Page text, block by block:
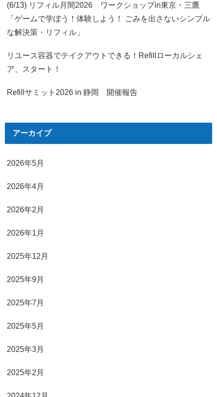
(6/13) リフィル月間2026 ワークショップin東京・三鷹
「ゲームで学ぼう！体験しよう！ ごみを出さないシンプル
な解決策・リフィル」
リユース容器でテイクアウトできる！Refillローカルシェ
ア、スタート！
Refillサミット2026 in 静岡 開催報告
アーカイブ
2026年5月
2026年4月
2026年2月
2026年1月
2025年12月
2025年9月
2025年7月
2025年5月
2025年3月
2025年2月